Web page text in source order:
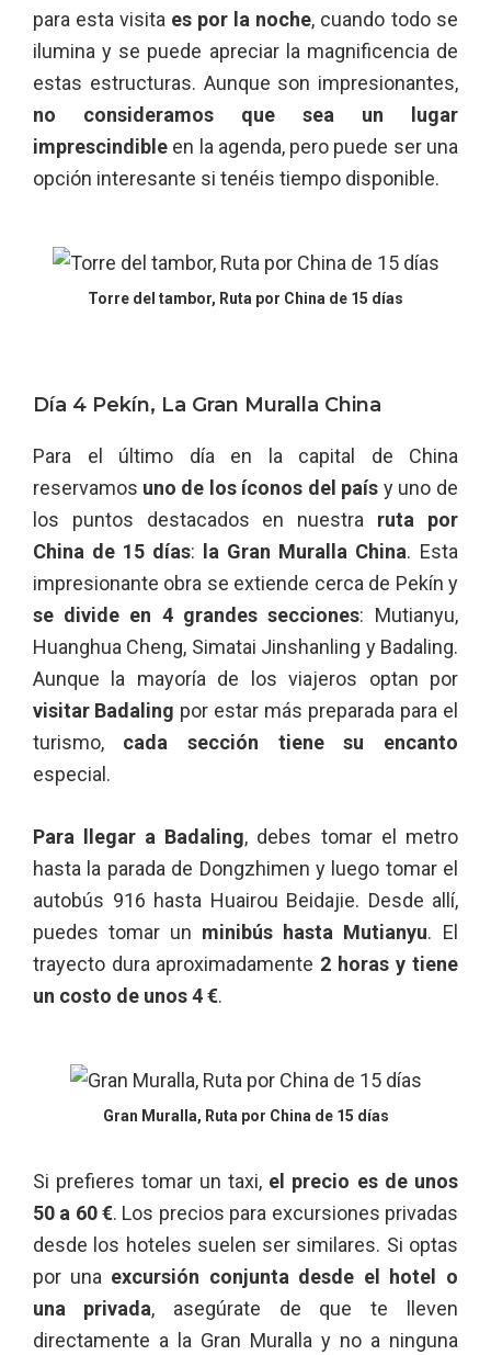
para esta visita es por la noche, cuando todo se
ilumina y se puede apreciar la magnificencia de
estas estructuras. Aunque son impresionantes,
no consideramos que sea un lugar
imprescindible en la agenda, pero puede ser una
opción interesante si tenéis tiempo disponible.
Torre del tambor, Ruta por China de 15 días
Día 4 Pekín, La Gran Muralla China
Para el último día en la capital de China
reservamos uno de los íconos del país y uno de
los puntos destacados en nuestra ruta por
China de 15 días: la Gran Muralla China. Esta
impresionante obra se extiende cerca de Pekín y
se divide en 4 grandes secciones: Mutianyu,
Huanghua Cheng, Simatai Jinshanling y Badaling.
Aunque la mayoría de los viajeros optan por
visitar Badaling por estar más preparada para el
turismo, cada sección tiene su encanto
especial.
Para llegar a Badaling, debes tomar el metro
hasta la parada de Dongzhimen y luego tomar el
autobús 916 hasta Huairou Beidajie. Desde allí,
puedes tomar un minibús hasta Mutianyu. El
trayecto dura aproximadamente 2 horas y tiene
un costo de unos 4 €.
Gran Muralla, Ruta por China de 15 días
Si prefieres tomar un taxi, el precio es de unos
50 a 60 €. Los precios para excursiones privadas
desde los hoteles suelen ser similares. Si optas
por una excursión conjunta desde el hotel o
una privada, asegúrate de que te lleven
directamente a la Gran Muralla y no a ninguna